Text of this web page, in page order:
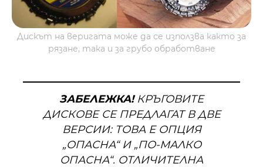
Дискът на веригата може да се използва както за
рязане, така и за грубо обработване
ЗАБЕЛЕЖКА!КРЪГОВИТЕ
ДИСКОВЕ СЕ ПРЕДЛАГАТ В ДВЕ
ВЕРСИИ: ТОВА Е ОПЦИЯ
„ОПАСНА“ И „ПО-МАЛКО
ОПАСНА“. ОТЛИЧИТЕЛНА